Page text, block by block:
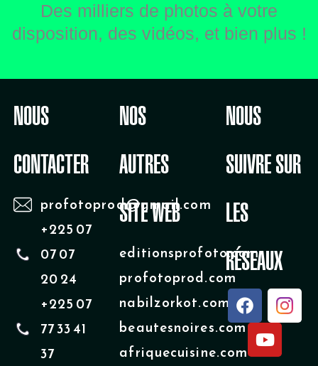
Des milliers de photos à votre
disposition, des vidéos, et bien plus !
NOUS
CONTACTER
profotoprod@gmail.com
+225 07
07 07
20 24
+225 07
77 33 41
37
NOS
AUTRES
SITE WEB
editionsprofoto.com
profotoprod.com
nabilzorkot.com
beautesnoires.com
afriquecuisine.com
NOUS
SUIVRE SUR
LES
RÉSEAUX
F
a
c
e
Y
u
t